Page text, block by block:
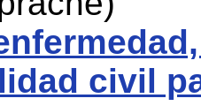
civil